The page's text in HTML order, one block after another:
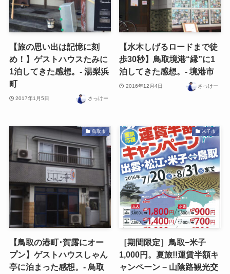
【旅の思い出は記憶に刻
め！】ゲストハウスたみに
1泊してきた感想。- 湯梨浜
町
2017年1月5日 さっけー
【水木しげるロードまで徒
歩30秒】鳥取境港“縁”に1
泊してきた感想。- 境港市
2016年12月4日 さっけー
鳥取市
【鳥取の港町･賀露にオー
プン】ゲストハウスしゃん
亭に泊まった感想。- 鳥取
米子市
［期間限定］鳥取−米子
1,000円。夏旅!!運賃半額キ
ャンペーン − 山陰路観光交